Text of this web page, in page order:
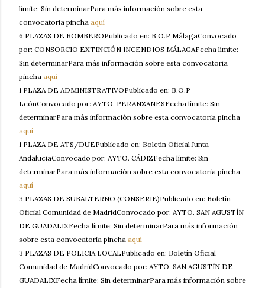
límite: Sin determinarPara más información sobre esta
convocatoria pincha aquí
6 PLAZAS DE BOMBEROPublicado en: B.O.P MálagaConvocado
por: CONSORCIO EXTINCIÓN INCENDIOS MÁLAGAFecha límite:
Sin determinarPara más información sobre esta convocatoria
pincha aquí
1 PLAZA DE ADMINISTRATIVOPublicado en: B.O.P
LeónConvocado por: AYTO. PERANZANESFecha límite: Sin
determinarPara más información sobre esta convocatoria pincha
aquí
1 PLAZA DE ATS/DUEPublicado en: Boletín Oficial Junta
AndaluciaConvocado por: AYTO. CÁDIZFecha límite: Sin
determinarPara más información sobre esta convocatoria pincha
aquí
3 PLAZAS DE SUBALTERNO (CONSERJE)Publicado en: Boletín
Oficial Comunidad de MadridConvocado por: AYTO. SAN AGUSTÍN
DE GUADALIXFecha límite: Sin determinarPara más información
sobre esta convocatoria pincha aquí
3 PLAZAS DE POLICIA LOCALPublicado en: Boletín Oficial
Comunidad de MadridConvocado por: AYTO. SAN AGUSTÍN DE
GUADALIXFecha límite: Sin determinarPara más información sobre